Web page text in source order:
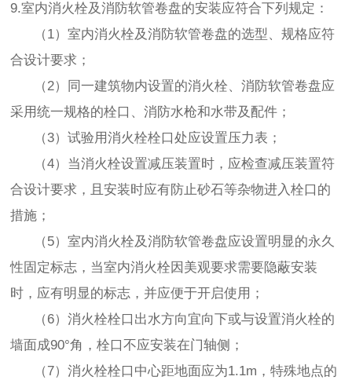
9.室内消火栓及消防软管卷盘的安装应符合下列规定：
（1）室内消火栓及消防软管卷盘的选型、规格应符
合设计要求；
（2）同一建筑物内设置的消火栓、消防软管卷盘应
采用统一规格的栓口、消防水枪和水带及配件；
（3）试验用消火栓栓口处应设置压力表；
（4）当消火栓设置减压装置时，应检查减压装置符
合设计要求，且安装时应有防止砂石等杂物进入栓口的
措施；
（5）室内消火栓及消防软管卷盘应设置明显的永久
性固定标志，当室内消火栓因美观要求需要隐蔽安装
时，应有明显的标志，并应便于开启使用；
（6）消火栓栓口出水方向宜向下或与设置消火栓的
墙面成90°角，栓口不应安装在门轴侧；
（7）消火栓栓口中心距地面应为1.1m，特殊地点的